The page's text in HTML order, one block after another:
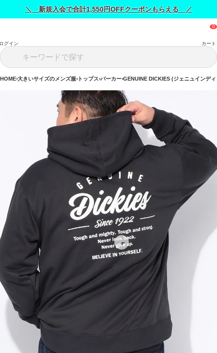
＼ 新規入会で合計1,550円OFFクーポンもらえる ／
グイン カート
HOME 大きいサイズのメンズ服 トップス パーカー GENUINE DICKIES (ジェニュインデ